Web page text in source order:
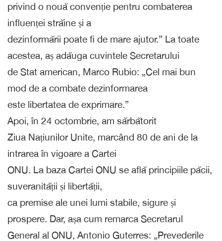
privind o nouă convenție pentru combaterea
influenței străine și a
dezinformării poate fi de mare ajutor.” La toate
acestea, aș adăuga cuvintele Secretarului
de Stat american, Marco Rubio: „Cel mai bun
mod de a combate dezinformarea
este libertatea de exprimare.”
Apoi, în 24 octombrie, am sărbătorit
Ziua Națiunilor Unite, marcând 80 de ani de la
intrarea în vigoare a Cartei
ONU. La baza Cartei ONU se află principiile păcii,
suveranității și libertății,
ca premise ale unei lumi stabile, sigure și
prospere. Dar, așa cum remarca Secretarul
General al ONU, Antonio Guterres: „Prevederile